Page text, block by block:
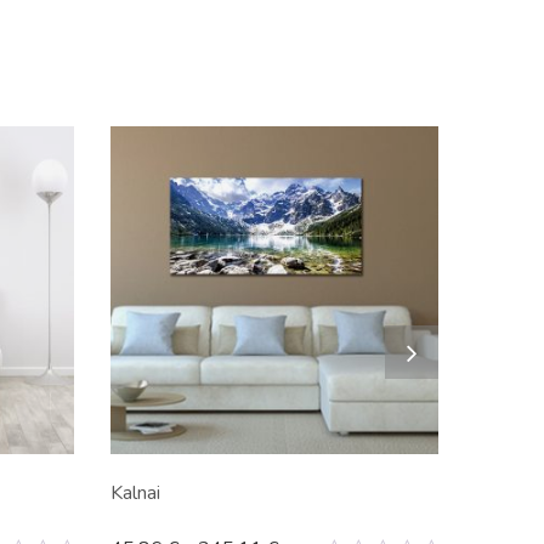
Kalnai